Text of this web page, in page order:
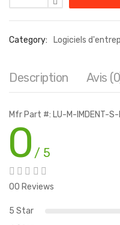
Category: Logiciels
Description Avis
Mfr Part #: LU-M-IMDENT-
0 / 5
00 Reviews
5 Star